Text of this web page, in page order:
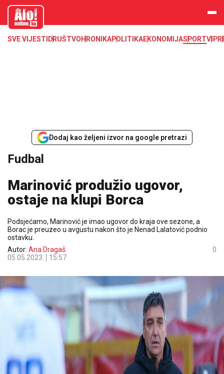
aloonline.b
SVE VIJESTI DRUŠTVOHRONIKAPOLITIKAEKONOMIJASPORTVIP
Dodaj kao željeni izvor na google pretrazi
Fudbal
Marinović produžio ugovor,
ostaje na klupi Borca
Podsjećamo, Marinović je imao ugovor do kraja ove sezone, a
Borac je preuzeo u avgustu nakon što je Nenad Lalatović podnio
ostavku.
Autor: Ana Dragaš
05.05.2023.
15:57
0